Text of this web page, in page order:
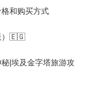
和购买方式
）🇪🇬
|埃及金字塔旅游攻